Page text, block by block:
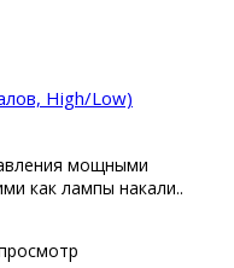
High/Low)
мощными
как лампы накали..